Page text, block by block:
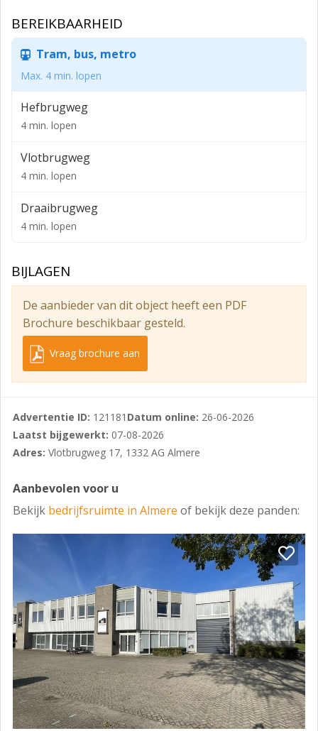
voor vrachtverkeer is dit pand bij uitstek geschikt voor
uiteenlopende bedrijfsactiviteiten.
VLOEROPPERVLAKTE
970 m² bedrijfsruimte van 5.5 meter hoog, met twee
lichtstraten en ramen aan de zijkant en overheaddeur
510 m² bedrijfsruimte van 7 meter hoog met
overheaddeur
275 m² kantoorruimte op de begane grond
OPLEVERINGSNIVEAU
Het gehuurde wordt opgeleverd inclusief o.a.:
- 2 Overheaddeuren
- Gevlinderde betonvloer
- Lichtstraten
- Verwarming middels heaters
Kantoor:
- Riante kantine met complete keuken
- Airco
- Isolerende beglazing
- Gasaansluiting
- 3 x 80 A elektra aansluiting
- 130 Zonnepanelen
- 2 Electrische laadpalen
- 3 windenergie units
HUURSOM
€ 120.000,- exclusief BTW per jaar
Gelijk aan ca. € 68,- per m2 per jaar.
BEREIKBAARHEID
Tram, bus, metro
Max. 4 min. lopen
Hefbrugweg
4 min. lopen
Vlotbrugweg
4 min. lopen
Draaibrugweg
4 min. lopen
BIJLAGEN
De aanbieder van dit object heeft een PDF
Brochure beschikbaar gesteld.
Vraag brochure aan
Advertentie ID: 121181 Datum online: 26-06-2026
Laatst bijgewerkt: 07-08-2026
Adres: Vlotbrugweg 17, 1332 AG Almere
Aanbevolen voor u
Bekijk bedrijfsruimte in Almere of bekijk deze panden: